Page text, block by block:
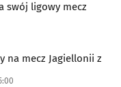
swój ligowy mecz
na mecz Jagiellonii z